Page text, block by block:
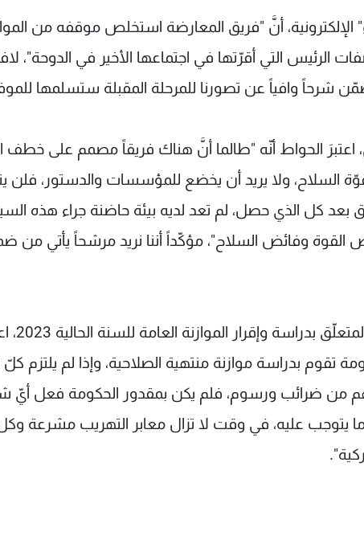
الإلكترونية، أنَّ "فريق المعارضة استخلص موقفه من
الرئيس التي أقرّتها في اجتماعها الأخير في الدوحة"،
شرحاً وافياً عن تصورنا للمرحلة المقبلة ستسلمها
اعتبرَ الحواط أنّه "طالما أنَّ هناك فريقاً مصمم على خطف
السلاح، ولا يريد أن يخضع للمؤسسات والدستور، فلن
بعد كل الذي حصل، لم تعد لديه بيئة حاضنة جراء هذه
القوة وفائض السلاح"، مؤكّداً أننا نريد مرشحاً يأتي من
وفي
بدراسة موازنة منتهية الصلاحية، وإذا لم يلتزم كلّ
من ضرائب ورسوم، فلم يكن بمقدور الحكومة فعل أيّ
يتوجب عليه، في وقت لا تزال معابر التهريب مشرعة وكل